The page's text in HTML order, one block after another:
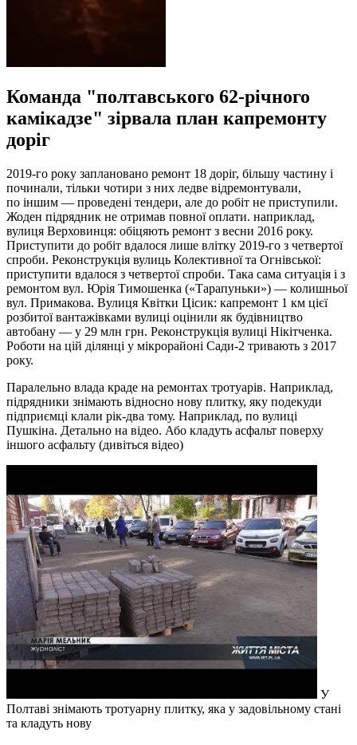
Команда "полтавського 62-річного
камікадзе" зірвала план капремонту
доріг
2019-го року заплановано ремонт 18 доріг, більшу частину і
починали, тільки чотири з них ледве відремонтували,
по іншим — проведені тендери, але до робіт не приступили.
Жоден підрядник не отримав повної оплати. наприклад,
вулиця Верховинця: обіцяють ремонт з весни 2016 року.
Приступити до робіт вдалося лише влітку 2019-го з четвертої
спроби. Реконструкція вулиць Колективної та Огнівської:
приступити вдалося з четвертої спроби. Така сама ситуація і з
ремонтом вул. Юрія Тимошенка («Тарапуньки») — колишньої
вул. Примакова. Вулиця Квітки Цісик: капремонт 1 км цієї
розбитої вантажівками вулиці оцінили як будівництво
автобану — у 29 млн грн. Реконструкція вулиці Нікітченка.
Роботи на цій ділянці у мікрорайоні Сади-2 тривають з 2017
року.
Паралельно влада краде на ремонтах тротуарів. Наприклад,
підрядники знімають відносно нову плитку, яку подекуди
підприємці клали рік-два тому. Наприклад, по вулиці
Пушкіна. Детально на відео. Або кладуть асфальт поверху
іншого асфальту (дивіться відео)
У
Полтаві знімають тротуарну плитку, яка у задовільному стані
та кладуть нову